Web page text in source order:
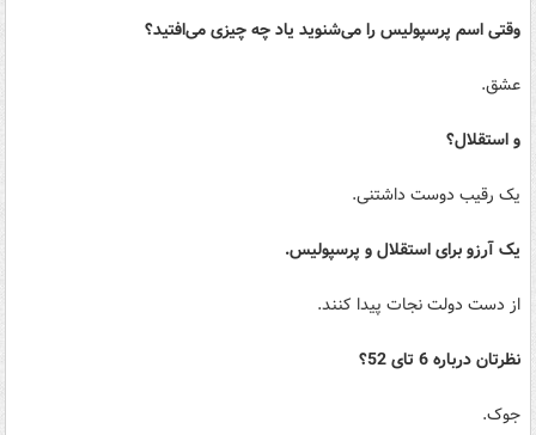
وقتی اسم پرسپولیس را می‌شنوید یاد چه چیزی می‌افتید؟
عشق.
و استقلال؟
یک رقیب دوست داشتنی.
یک آرزو برای استقلال و پرسپولیس.
از دست دولت نجات پیدا کنند.
نظرتان درباره 6 تای 52؟
جوک.